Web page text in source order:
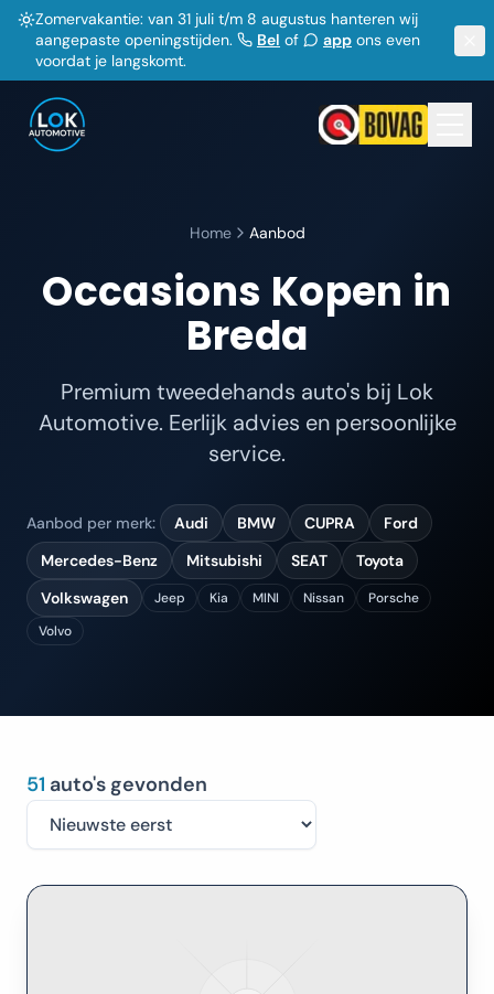
Zomervakantie: van 31 juli t/m 8 augustus hanteren wij
aangepaste openingstijden.
Bel of app ons even
voordat je langskomt.
Home Aanbod
Occasions Kopen in
Breda
Premium tweedehands auto's bij Lok
Automotive. Eerlijk advies en persoonlijke
service.
Aanbod per merk: Audi BMW CUPRA
Ford
Mercedes-Benz
Mitsubishi SEAT
Toyota
Volkswagen
Jeep Kia MINI Nissan
Porsche
Volvo
51 auto's gevonden